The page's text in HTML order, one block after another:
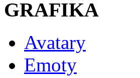
GRAFIKA
Avatary
Emoty